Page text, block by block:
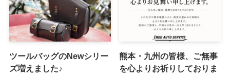
ツールバッグのNewシリー
ズ増えました♪
熊本・九州の皆様、ご無事
を心よりお祈りしておりま